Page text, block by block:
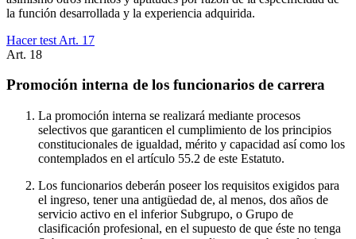
la función desarrollada y la experiencia adquirida.
Hacer test Art. 17
Art. 18
Promoción interna de los funcionarios de carrera
La promoción interna se realizará mediante procesos
selectivos que garanticen el cumplimiento de los principios
constitucionales de igualdad, mérito y capacidad así como los
contemplados en el artículo 55.2 de este Estatuto.
Los funcionarios deberán poseer los requisitos exigidos para
el ingreso, tener una antigüedad de, al menos, dos años de
servicio activo en el inferior Subgrupo, o Grupo de
clasificación profesional, en el supuesto de que éste no tenga